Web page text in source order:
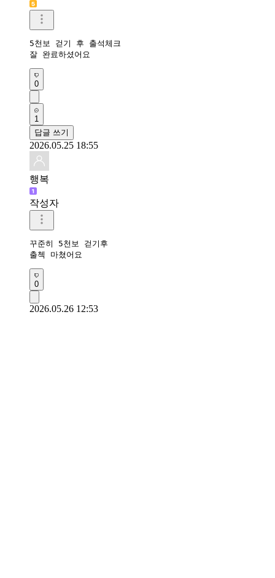
5천보 걷기 후 출석체크
잘 완료하셨어요
0
1
답글 쓰기
2026.05.25 18:55
행복
작성자
꾸준히 5천보 걷기후
출첵 마쳤어요
0
2026.05.26 12:53